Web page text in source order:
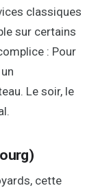
classiques
sur certains
: Pour
Le soir, le
cette